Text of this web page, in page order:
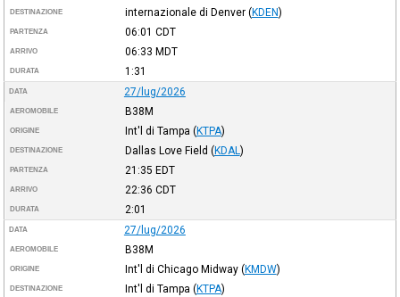
DESTINAZIONE internazionale di Denver (KDEN)
PARTENZA 06:01 CDT
ARRIVO 06:33 MDT
DURATA 1:31
DATA 27/lug/2026
AEROMOBILE B38M
ORIGINE Int'l di Tampa (KTPA)
DESTINAZIONE Dallas Love Field (KDAL )
PARTENZA 21:35 EDT
ARRIVO 22:36 CDT
DURATA 2:01
DATA 27/lug/2026
AEROMOBILE B38M
ORIGINE Int'l di Chicago Midway (KMDW)
DESTINAZIONE Int'l di Tampa (KTPA)